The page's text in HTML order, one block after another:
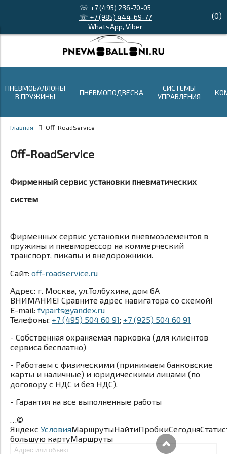
☏ +7 (495) 236-70-05
☏ +7 (985) 444-69-77
WhatsApp, Viber
(0)
ПНЕВМОБАЛЛОНЫ
В ПРУЖИНЫ
ПНЕВМОПОДВЕСКА
СИСТЕМЫ
УПРАВЛЕНИЯ
Главная Off-RoadService
Off-RoadService
Фирменный сервис установки пневматических
систем
Фирменных сервис установки пневмоэлементов в
пружины и пневморессор на коммерческий
транспорт, пикапы и внедорожники.
Сайт: off-roadservice.ru
Адрес: г. Москва, ул.Толбухина, дом 6А
ВНИМАНИЕ! Сравните адрес навигатора со схемой!
E-mail: fvparts@yandex.ru
Телефоны: +7 (495) 504 60 91; +7 (925) 504 60 91
- Собственная охраняемая парковка (для клиентов
сервиса бесплатно)
- Работаем с физическими (принимаем банковские
карты и наличные) и юридическими лицами (по
договору с НДС и без НДС).
- Гарантия на все выполненные работы
…©
Яндекс Условия
большую картуМаршруты